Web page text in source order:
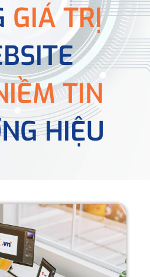
GIÁ TRỊ
TIN
HIỆU